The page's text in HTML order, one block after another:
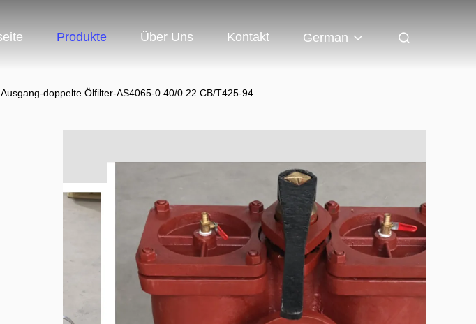
Produkte Über Uns Kontakt German
doppelte Ölfilter-AS4065-0.40/0.22 CB/T425-94